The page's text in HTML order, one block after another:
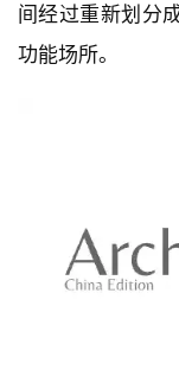
间经过重新划分
功能场所。